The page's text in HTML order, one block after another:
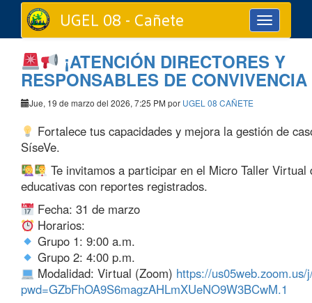
Toggle
navigation
UGEL 08 - Cañete
¡ATENCIÓN DIRECTORES Y
RESPONSABLES DE
Jue, 19 de marzo del 2026, 7:25 PM por UGEL 08 CAÑETE
Fortalece tus capacidades y mejora la gestión de
SíseVe.
Te invitamos a participar en el Micro Taller
educativas con reportes registrados.
Fecha: 31 de marzo
Horarios:
Grupo 1: 9:00 a.m.
Grupo 2: 4:00 p.m.
Modalidad: Virtual (Zoom) https://us05web.zoom.us/
pwd=GZbFhOA9S6magzAHLmXUeNO9W3BCwM.1